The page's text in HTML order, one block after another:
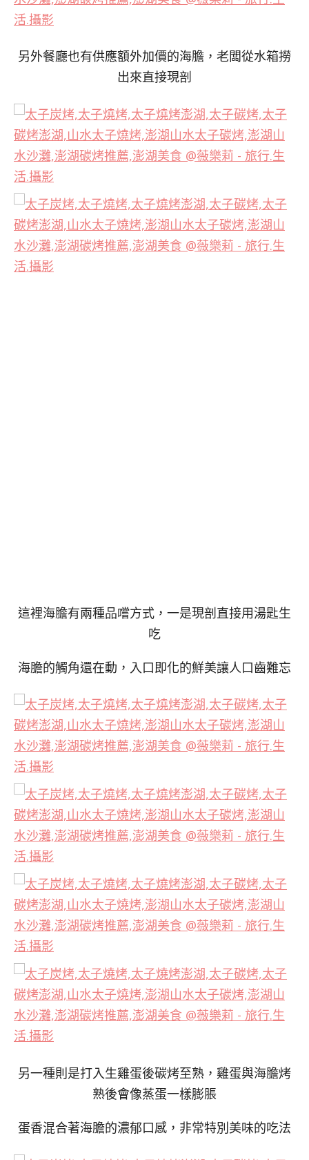
另外餐廳也有供應額外加價的海膽，老闆從水箱撈
出來直接現剖
這裡海膽有兩種品嚐方式，一是現剖直接用湯匙生
吃
海膽的觸角還在動，入口即化的鮮美讓人口齒難忘
另一種則是打入生雞蛋後碳烤至熟，雞蛋與海膽烤
熟後會像蒸蛋一樣膨脹
蛋香混合著海膽的濃郁口感，非常特別美味的吃法